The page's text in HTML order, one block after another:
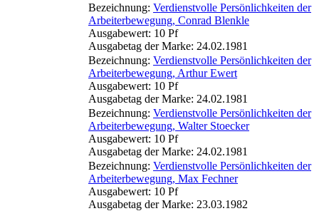
Bezeichnung: Verdienstvolle Persönlichkeiten der
Arbeiterbewegung, Conrad Blenkle
Ausgabewert: 10 Pf
Ausgabetag der Marke: 24.02.1981
Bezeichnung: Verdienstvolle Persönlichkeiten der
Arbeiterbewegung, Arthur Ewert
Ausgabewert: 10 Pf
Ausgabetag der Marke: 24.02.1981
Bezeichnung: Verdienstvolle Persönlichkeiten der
Arbeiterbewegung, Walter Stoecker
Ausgabewert: 10 Pf
Ausgabetag der Marke: 24.02.1981
Bezeichnung: Verdienstvolle Persönlichkeiten der
Arbeiterbewegung, Max Fechner
Ausgabewert: 10 Pf
Ausgabetag der Marke: 23.03.1982